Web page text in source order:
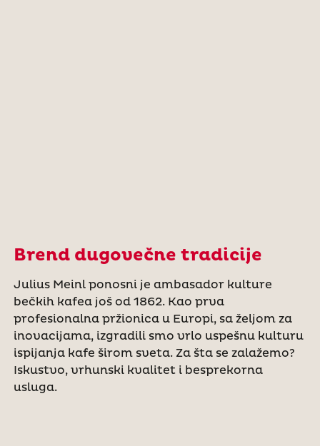
Brend dugovečne tradicije
Julius Meinl ponosni je ambasador kulture
bečkih kafea još od 1862. Kao prva
profesionalna pržionica u Europi, sa željom za
inovacijama, izgradili smo vrlo uspešnu kulturu
ispijanja kafe širom sveta. Za šta se zalažemo?
Iskustvo, vrhunski kvalitet i besprekorna
usluga.